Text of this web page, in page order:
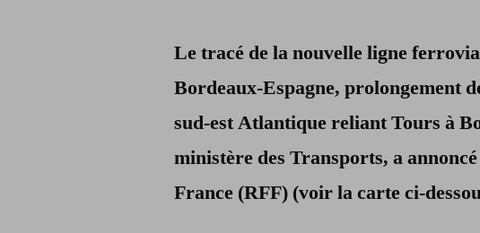
Le tracé de la nouvelle ligne
Bordeaux-Espagne, prolongement
sud-est Atlantique reliant Tours à
ministère des Transports, a
France (RFF) (voir la carte ci-